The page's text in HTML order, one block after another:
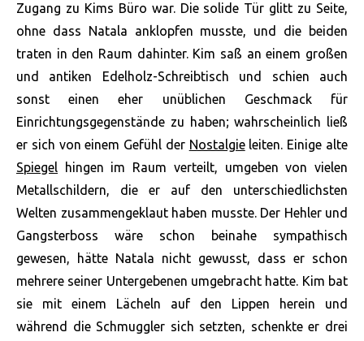
Zugang zu Kims Büro war. Die solide Tür glitt zu Seite,
ohne dass Natala anklopfen musste, und die beiden
traten in den Raum dahinter. Kim saß an einem großen
und antiken Edelholz-Schreibtisch und schien auch
sonst einen eher unüblichen Geschmack für
Einrichtungsgegenstände zu haben; wahrscheinlich ließ
er sich von einem Gefühl der Nostalgieleiten. Einige alte
Spiegel hingen im Raum verteilt, umgeben von vielen
Metallschildern, die er auf den unterschiedlichsten
Welten zusammengeklaut haben musste. Der Hehler und
Gangsterboss wäre schon beinahe sympathisch
gewesen, hätte Natala nicht gewusst, dass er schon
mehrere seiner Untergebenen umgebracht hatte. Kim bat
sie mit einem Lächeln auf den Lippen herein und
während die Schmuggler sich setzten, schenkte er drei